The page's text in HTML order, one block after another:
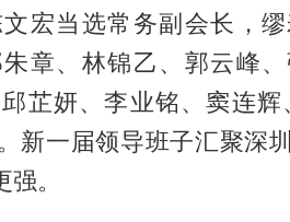
宏当选常务副会长，
章、林锦乙、郭云峰
芷妍、李业铭、窦连辉
新一届领导班子汇聚深
。